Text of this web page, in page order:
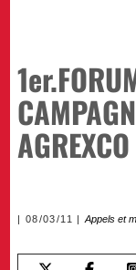
08/03/11 Appels et